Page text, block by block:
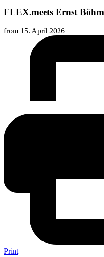
FLEX.meets Ernst Böhm
from 15. April 2026
Print